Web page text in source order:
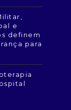
e
definem
para